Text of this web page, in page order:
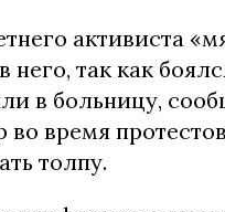
активиста
так как
в больницу,
во время
толпу.